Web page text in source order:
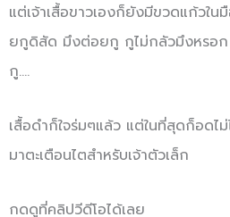
แต่เจ้าเสื้อขาวเองก็ยังมีขวดแก้วใ
ยกูดิสัด มึงต่อยกู กูไม่กลัวมึงหรอ
กู….
เสื้อดำก็ใจร่มๆแล้ว แต่ในที่สุดก็อด
มาตะเตือนไตสำหรับเจ้าตัวเล็ก
กดดูที่คลิปวีดีโอได้เลย